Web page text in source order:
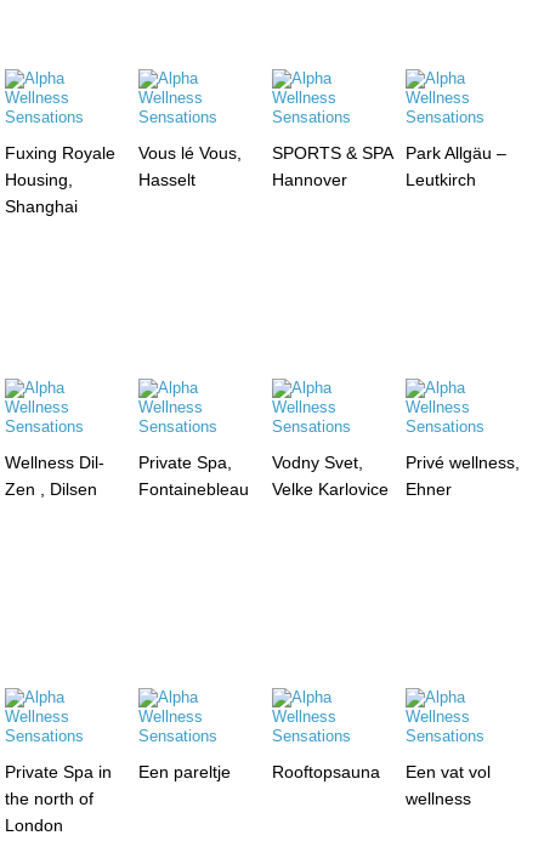
Fuxing Royale
Housing,
Shanghai
Vous lé Vous,
Hasselt
SPORTS & SPA
Hannover
Park Allgäu –
Leutkirch
Wellness Dil-
Zen , Dilsen
Private Spa,
Fontainebleau
Vodny Svet,
Velke Karlovice
Privé wellness,
Ehner
Private Spa in
the north of
London
Een pareltje Rooftopsauna
Een vat vol
wellness